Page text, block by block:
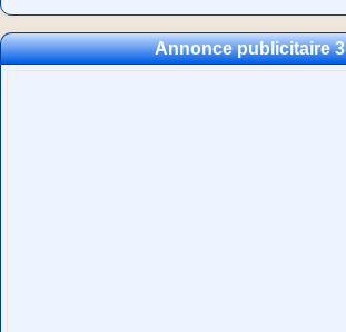
Annonce publicitaire 3